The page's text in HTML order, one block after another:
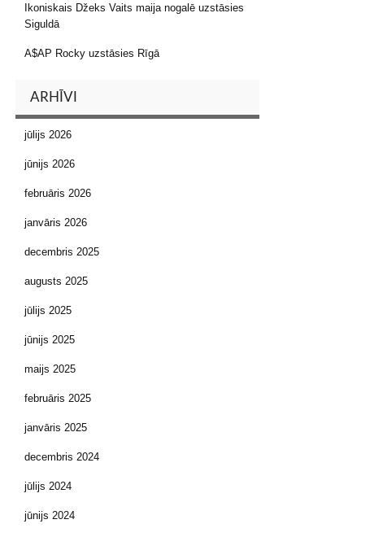
Ikoniskais Džeks Vaits maija nogalē uzstāsies
Siguldā
A$AP Rocky uzstāsies Rīgā
ARHĪVI
jūlijs 2026
jūnijs 2026
februāris 2026
janvāris 2026
decembris 2025
augusts 2025
jūlijs 2025
jūnijs 2025
maijs 2025
februāris 2025
janvāris 2025
decembris 2024
jūlijs 2024
jūnijs 2024